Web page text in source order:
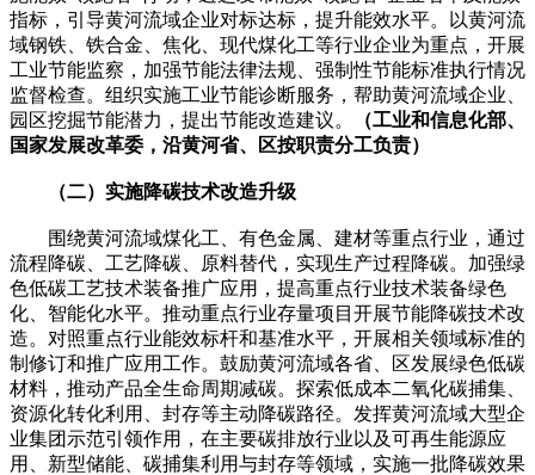
指标，引导黄河流域企业对标达标，提升能效水平。以黄河流
域钢铁、铁合金、焦化、现代煤化工等行业企业为重点，开展
工业节能监察，加强节能法律法规、强制性节能标准执行情况
监督检查。组织实施工业节能诊断服务，帮助黄河流域企业、
园区挖掘节能潜力，提出节能改造建议。
（工业和信息化部、
国家发展改革委，沿黄河省、区按职责分工负责）
（二）实施降碳技术改造升级
围绕黄河流域煤化工、有色金属、建材等重点行业，通过
流程降碳、工艺降碳、原料替代，实现生产过程降碳。加强绿
色低碳工艺技术装备推广应用，提高重点行业技术装备绿色
化、智能化水平。推动重点行业存量项目开展节能降碳技术改
造。对照重点行业能效标杆和基准水平，开展相关领域标准的
制修订和推广应用工作。鼓励黄河流域各省、区发展绿色低碳
材料，推动产品全生命周期减碳。探索低成本二氧化碳捕集、
资源化转化利用、封存等主动降碳路径。发挥黄河流域大型企
业集团示范引领作用，在主要碳排放行业以及可再生能源应
用、新型储能、碳捕集利用与封存等领域，实施一批降碳效果